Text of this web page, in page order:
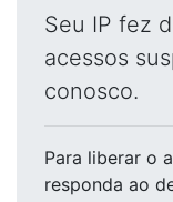
Seu IP fez
acessos
conosco.
Para liberar o
responda ao